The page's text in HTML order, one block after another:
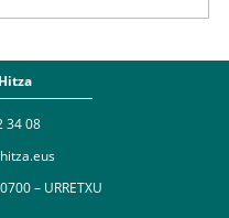
34 08
– URRETXU